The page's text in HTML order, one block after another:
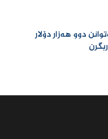
دوو هەزار دۆلار